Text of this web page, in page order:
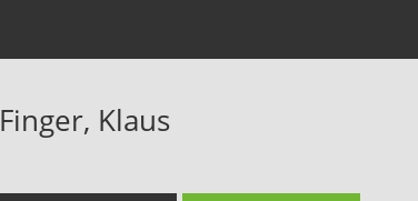
navigation
Finger, Klaus